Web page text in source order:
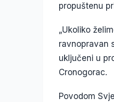
propuštenu
„Ukoliko
ravnopravan
uključeni u
Cronogorac.
Povodom